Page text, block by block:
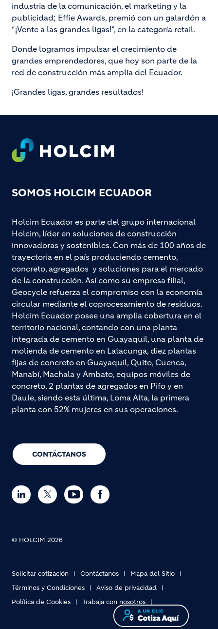
industria de la comunicación, el marketing y la
publicidad; Effie Awards, premió con un galardón a
“¡Vente a las grandes ligas!”, en la categoría retail.
Donde logramos impulsar el crecimiento de
grandes emprendedores, que hoy son parte de la
red de construcción más amplia del Ecuador.
¡Grandes ligas, grandes resultados!
Footer
SOMOS HOLCIM ECUADOR
CONTÁCTANOS
Holcim Ecuador es parte del grupo internacional
Holcim, líder en soluciones de construcción
innovadoras y sostenibles. Con más de 100 años de
trayectoria en el país produciendo cemento,
concreto, agregados y soluciones para el mercado
de la construcción. Así como su empresa filial,
Geocycle refuerza el compromiso con la economía
circular mediante el coprocesamiento de residuos.
Holcim Ecuador posee una amplia cobertura en el
territorio nacional, contando con una planta
integrada de cemento en Guayaquil, una planta de
molienda de cemento en Latacunga, diez plantas
fijas de concreto en Guayaquil, Quito, Cuenca,
Manabí, Machala y Ambato, equipos móviles de
concreto, 2 plantas de agregados en Pifo y en
Daule, siendo esta última, Loma Alta, la primera
planta con 52% mujeres en sus operaciones.
Footer bottom
© HOLCIM 2026
Solicitar cotización Contáctanos
Mapa del Sitio
Términos y Condiciones
Aviso de privacidad
Política de Cookies
Trabaja con nosotros